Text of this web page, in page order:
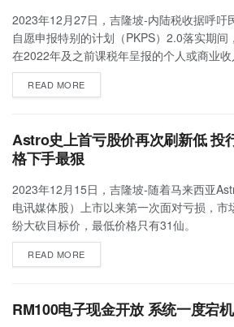
2023年12月27日，吉隆坡-内陆税收据呼吁
自愿申报特别的计划（PKPS）2.0落实期
在2022年及之前课税年呈报的个人或商业收
READ MORE
Astro史上首亏股价再次刷新低 投
格下手最狠
2023年12月15日，吉隆坡-随着马来西亚
电讯媒体股）上市以来第一次面对亏损，市
纷大砍目标价，最低价格只有31仙。
READ MORE
RM100电子现金开放 系统一度宕机